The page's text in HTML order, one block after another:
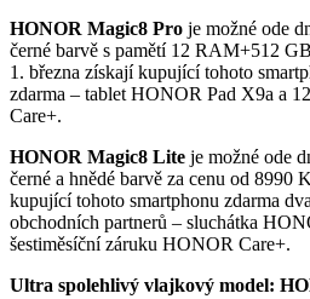
HONOR Magic8 Pro je možné ode
černé barvě s pamětí 12 RAM+512
1. března získají kupující tohoto
zdarma – tablet HONOR Pad X9a a
Care+.
HONOR Magic8 Lite je možné ode
černé a hnědé barvě za cenu od 8990
kupující tohoto smartphonu zdarma
obchodních partnerů – sluchátka
šestiměsíční záruku HONOR Care+.
Ultra spolehlivý vlajkový model: